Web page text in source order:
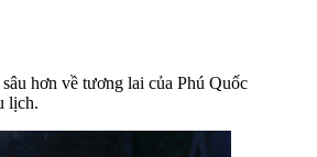
hơn về tương lai của Phú Quốc
lịch.